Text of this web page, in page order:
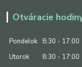
Otváracie
Pondelok
8:30 - 17:00
Utorok
8:30 - 17:00